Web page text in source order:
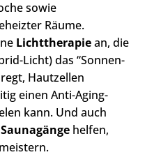
sowie
Räume.
Lichttherapiean, die
Licht) das “Sonnen-
Hautzellen
einen Anti-Aging-
kann. Und auch
helfen,